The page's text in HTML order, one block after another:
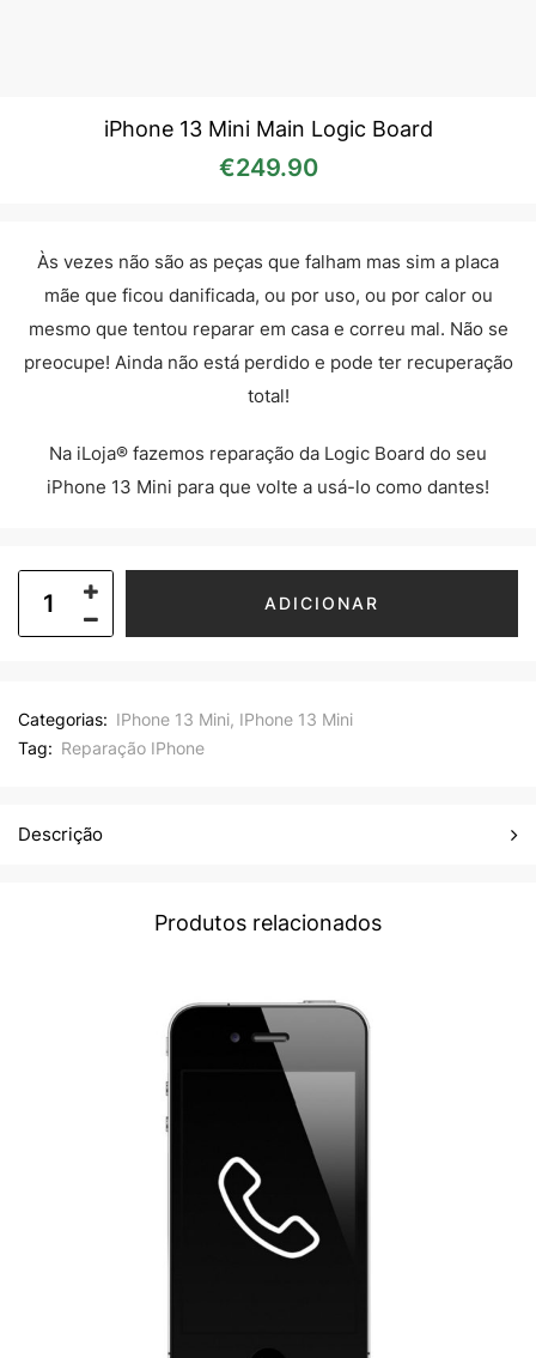
iPhone 13 Mini Main Logic Board
€249.90
Às vezes não são as peças que falham mas sim a placa
mãe que ficou danificada, ou por uso, ou por calor ou
mesmo que tentou reparar em casa e correu mal. Não se
preocupe! Ainda não está perdido e pode ter recuperação
total!
Na iLoja® fazemos reparação da Logic Board do seu
iPhone 13 Mini para que volte a usá-lo como dantes!
ADICIONAR
Categorias: IPhone 13 Mini, IPhone 13 Mini
Tag: Reparação IPhone
Descrição
Produtos relacionados